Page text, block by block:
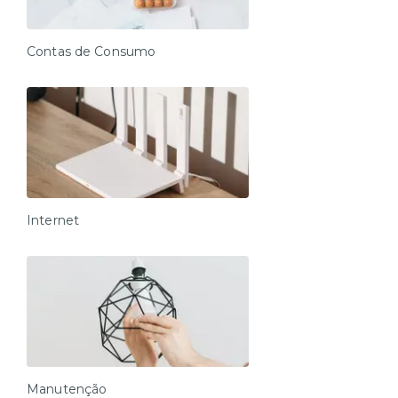
apartamento, senha da porta, entre outros).
- Visitas são permitidas mediante envio prévio das
Atendimento disponível de segunda à sábado das 07
às 23h e aos domingos e feriados das 10h às 22h.
OBS: Contamos com atendimento 24h em casos
emergenciais.
Pensado em cada detalhe para proporcionar conforto
máximo aos nossos moradores. Se sinta em casa!
Contas de Consumo
Internet
Manutenção